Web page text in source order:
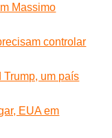
Massimo
controlar
um país
EUA em